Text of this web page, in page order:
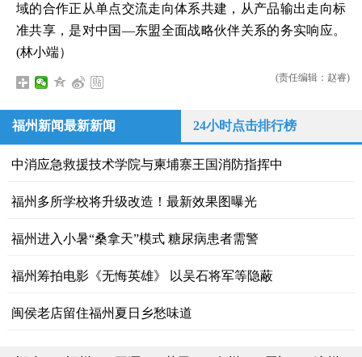
域的合作正从单点交流走向体系共建，从产品输出走向标
准共享，是对中国—东盟全面战略伙伴关系的务实响应。
(林小端）
(责任编辑：赵睿)
福州新闻最新新闻 24小时点击排行榜
中消应急救援技术学院与柬埔寨王国消防指挥中
福州多所学校将升级改造！最新效果图曝光
福州进入小暑“桑拿天”模式 糖尿病患者需警
福州筹拍电影《无悔英雄》 以吴石将军等隐蔽
闽侯老店留住福州夏日乡愁味道